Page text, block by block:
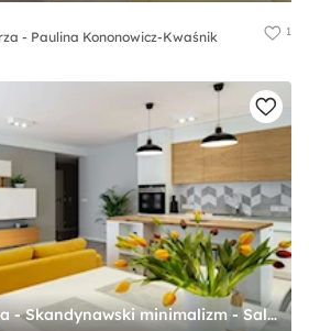
- Paulina Kononowicz-Kwaśnik 1
Jedyne.Takie.Wnętrza - Skandynawski minimalizm - Salon, styl skandynawski - zdjęcie od Jedyne.Takie.Wnętrza - Paulina Kononowicz-Kwaśnik